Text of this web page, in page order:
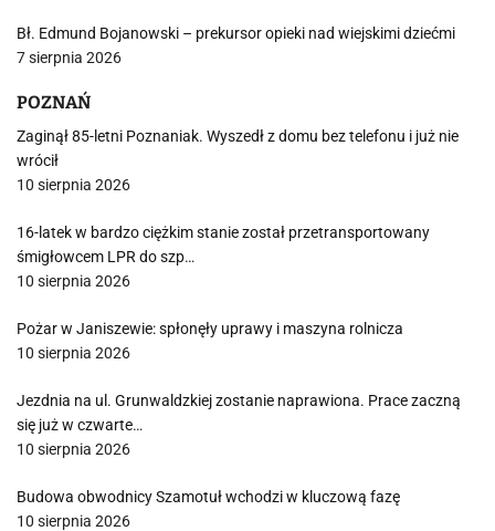
Bł. Edmund Bojanowski – prekursor opieki nad wiejskimi dziećmi
7 sierpnia 2026
POZNAŃ
Zaginął 85-letni Poznaniak. Wyszedł z domu bez telefonu i już nie
wrócił
10 sierpnia 2026
16-latek w bardzo ciężkim stanie został przetransportowany
śmigłowcem LPR do szp…
10 sierpnia 2026
Pożar w Janiszewie: spłonęły uprawy i maszyna rolnicza
10 sierpnia 2026
Jezdnia na ul. Grunwaldzkiej zostanie naprawiona. Prace zaczną
się już w czwarte…
10 sierpnia 2026
Budowa obwodnicy Szamotuł wchodzi w kluczową fazę
10 sierpnia 2026